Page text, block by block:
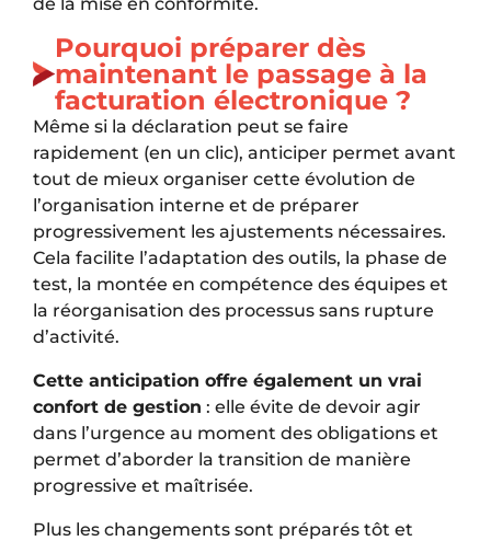
Pourquoi préparer dès
maintenant le passage à la
facturation électronique ?
Même si la déclaration peut se faire
rapidement (en un clic), anticiper permet avant
tout de mieux organiser cette évolution de
l’organisation interne et de préparer
progressivement les ajustements nécessaires.
Cela facilite l’adaptation des outils, la phase de
test, la montée en compétence des équipes et
la réorganisation des processus sans rupture
d’activité.
Cette anticipation offre également un vrai
confort de gestion : elle évite de devoir agir
dans l’urgence au moment des obligations et
permet d’aborder la transition de manière
progressive et maîtrisée.
Plus les changements sont préparés tôt et